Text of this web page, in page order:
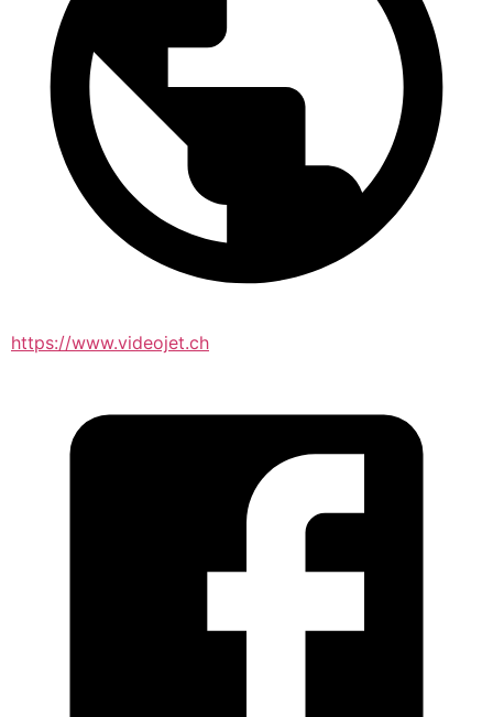
https://www.videojet.ch